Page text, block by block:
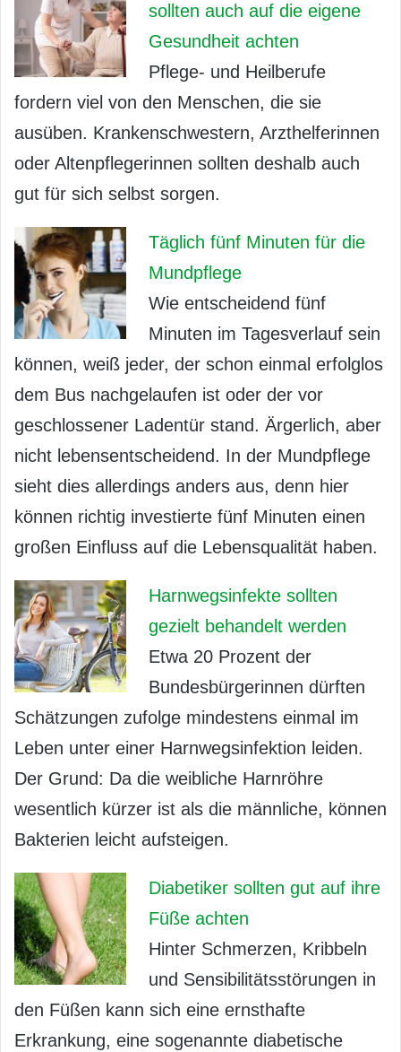
sollten auch auf die eigene
Gesundheit achten
Pflege- und Heilberufe
fordern viel von den Menschen, die sie
ausüben. Krankenschwestern, Arzthelferinnen
oder Altenpflegerinnen sollten deshalb auch
gut für sich selbst sorgen.
Täglich fünf Minuten für die
Mundpflege
Wie entscheidend fünf
Minuten im Tagesverlauf sein
können, weiß jeder, der schon einmal erfolglos
dem Bus nachgelaufen ist oder der vor
geschlossener Ladentür stand. Ärgerlich, aber
nicht lebensentscheidend. In der Mundpflege
sieht dies allerdings anders aus, denn hier
können richtig investierte fünf Minuten einen
großen Einfluss auf die Lebensqualität haben.
Harnwegsinfekte sollten
gezielt behandelt werden
Etwa 20 Prozent der
Bundesbürgerinnen dürften
Schätzungen zufolge mindestens einmal im
Leben unter einer Harnwegsinfektion leiden.
Der Grund: Da die weibliche Harnröhre
wesentlich kürzer ist als die männliche, können
Bakterien leicht aufsteigen.
Diabetiker sollten gut auf ihre
Füße achten
Hinter Schmerzen, Kribbeln
und Sensibilitätsstörungen in
den Füßen kann sich eine ernsthafte
Erkrankung, eine sogenannte diabetische